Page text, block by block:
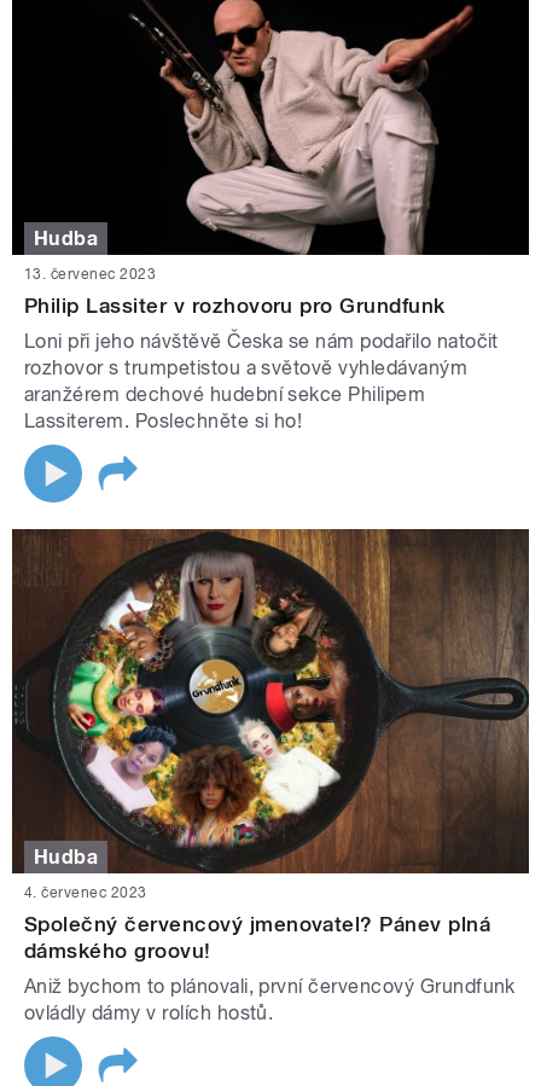
Hudba
13. červenec 2023
Philip Lassiter v rozhovoru pro Grundfunk
Loni při jeho návštěvě Česka se nám podařilo natočit
rozhovor s trumpetistou a světově vyhledávaným
aranžérem dechové hudební sekce Philipem
Lassiterem. Poslechněte si ho!
Hudba
4. červenec 2023
Společný červencový jmenovatel? Pánev plná
dámského groovu!
Aniž bychom to plánovali, první červencový Grundfunk
ovládly dámy v rolích hostů.